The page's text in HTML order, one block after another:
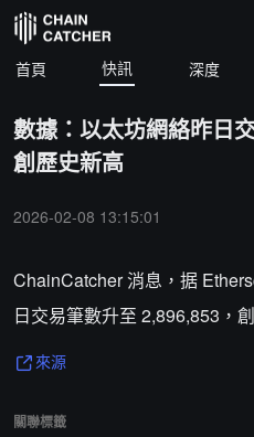
首頁 快訊 深度
數據：以太坊網絡昨日
創歷史新高
2026-02-08 13:15:01
ChainCatcher 消息，据
日交易筆數升至 2,896,853，
來源
關聯標籤